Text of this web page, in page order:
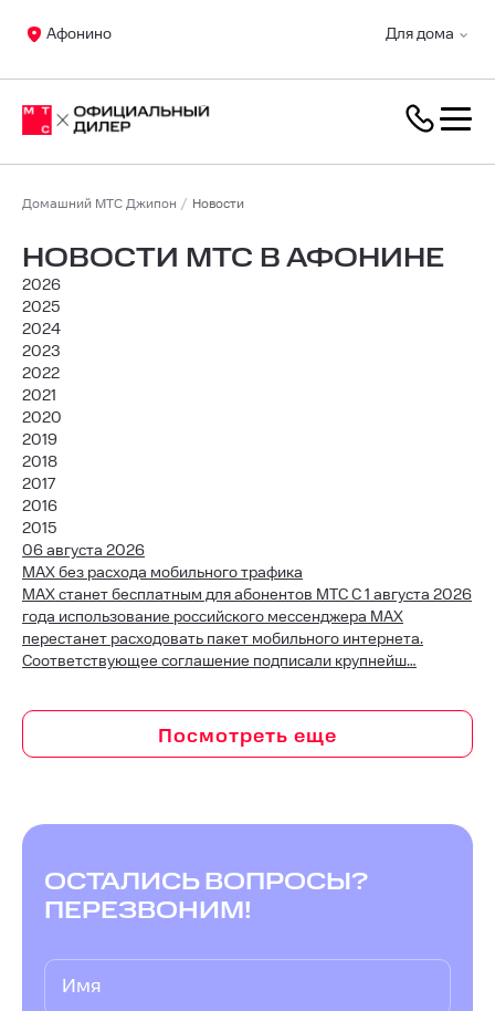
Для дома
Афонино
Домашний МТС Джипон Новости
НОВОСТИ МТС В АФОНИНЕ
2026
2025
2024
2023
2022
2021
2020
2019
2018
2017
2016
2015
06 августа 2026
MAX без расхода мобильного трафика
MAX станет бесплатным для абонентов МТС С 1 августа 2026
года использование российского мессенджера MAX
перестанет расходовать пакет мобильного интернета.
Соответствующее соглашение подписали крупнейш…
ОСТАЛИСЬ ВОПРОСЫ?
ПЕРЕЗВОНИМ!